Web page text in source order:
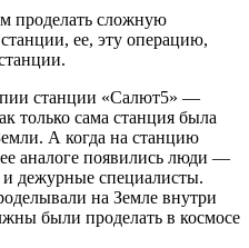
проделать сложную
ее, эту операцию,
станции «Салют5» —
только сама станция была
А когда на станцию
аналоге появились люди —
дежурные специалисты.
на Земле внутри
были проделать в космосе